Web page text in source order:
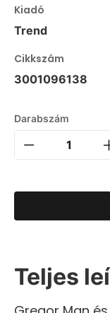
Kiadó
Trend
Cikkszám
3001096138
Darabszám
Teljes